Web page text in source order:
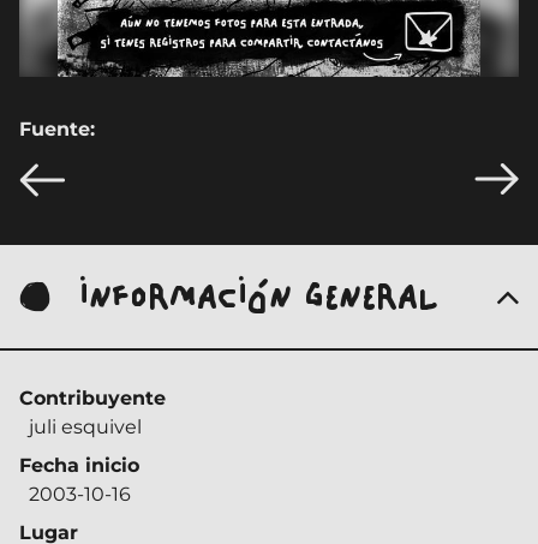
Fuente:
INFORMACIÓN GENERAL
Contribuyente
juli esquivel
Fecha inicio
2003-10-16
Lugar